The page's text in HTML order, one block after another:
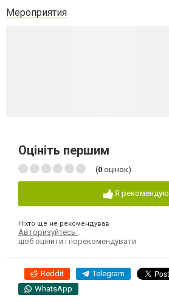
Мероприятия
Оцініть першим
(0 оцінок)
Я рекомендую
Ніхто ще не рекомендував
Авторизуйтесь
щоб оцінити і порекомендувати
Reddit Telegram
WhatsApp